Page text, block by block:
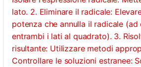
lato. 2. Eliminare il radicale:
potenza che annulla il radicale (ad
entrambi i lati al quadrato). 3.
risultante: Utilizzare metodi
Controllare le soluzioni estranee: